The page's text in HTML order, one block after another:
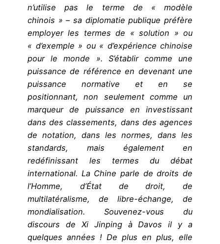
n’utilise pas le terme de « modèle
chinois » – sa diplomatie publique préfère
employer les termes de « solution » ou
« d’exemple » ou « d’expérience chinoise
pour le monde ». S’établir comme une
puissance de référence en devenant une
puissance normative et en se
positionnant, non seulement comme un
marqueur de puissance en investissant
dans des classements, dans des agences
de notation, dans les normes, dans les
standards, mais également en
redéfinissant les termes du débat
international. La Chine parle de droits de
l’Homme, d’État de droit, de
multilatéralisme, de libre-échange, de
mondialisation. Souvenez-vous du
discours de Xi Jinping à Davos il y a
quelques années ! De plus en plus, elle